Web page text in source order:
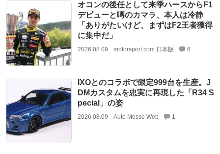
オコンの後任として来季ハースからF1
デビューと噂のカマラ、本人は冷静
「ありがたいけど、まずはF2王者獲得
に集中だ」
2026.08.09 motorsport.com 日本版 6
IXOとのコラボで限定999台を生産。J
DMカスタムを忠実に再現した「R34 S
pecial」の姿
2026.08.09 Auto Messe Web 1